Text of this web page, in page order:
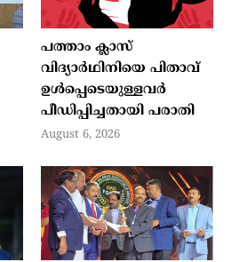
പത്താം ക്ലാസ്
വിദ്യാര്‍ഥിനിയെ പിതാവ്
ഉള്‍പ്പെടെയുള്ളവര്‍
പീഡിപ്പിച്ചതായി പരാതി
August 6, 2026